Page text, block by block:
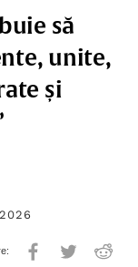
să
unite,
și